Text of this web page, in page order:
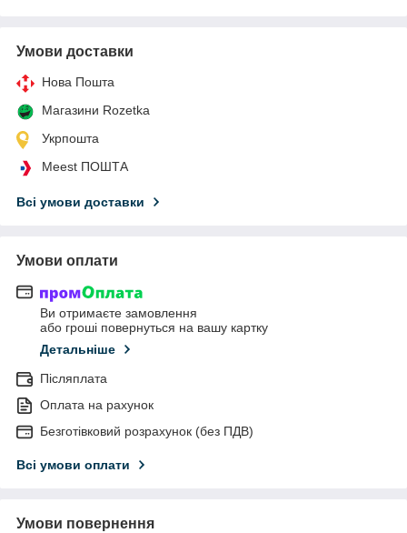
Умови доставки
Нова Пошта
Магазини Rozetka
Укрпошта
Meest ПОШТА
Всі умови доставки
Умови оплати
Ви отримаєте замовлення
або гроші повернуться на вашу картку
Детальніше
Післяплата
Оплата на рахунок
Безготівковий розрахунок (без ПДВ)
Всі умови оплати
Умови повернення